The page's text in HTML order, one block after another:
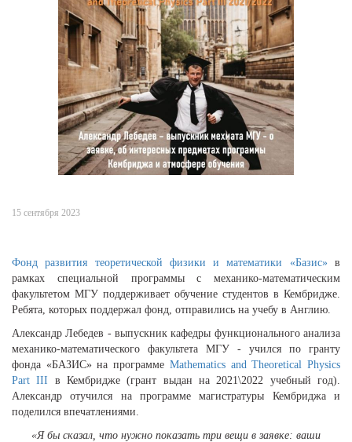
15 сентября 2023
Фонд развития теоретической физики и математики «Базис» в
рамках специальной программы с механико-математическим
факультетом МГУ поддерживает обучение студентов в Кембридже.
Ребята, которых поддержал фонд, отправились на учебу в Англию.
Александр Лебедев - выпускник кафедры функционального анализа
механико-математического факультета МГУ - учился по гранту
фонда «БАЗИС» на программе Mathematics and Theoretical Physics
Part III в Кембридже (грант выдан на 2021\2022 учебный год).
Александр отучился на программе магистратуры Кембриджа и
поделился впечатлениями.
«Я бы сказал, что нужно показать три вещи в заявке: ваши